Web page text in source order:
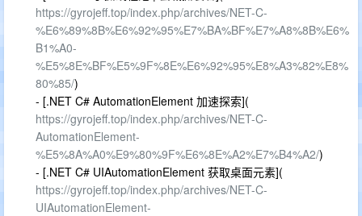
https://gyrojeff.top/index.php/archives/NET-C-
%E6%89%8B%E6%92%95%E7%BA%BF%E7%A8%8B%E6%
B1%A0-
%E5%8E%BF%E5%9F%8E%E6%92%95%E8%A3%82%E8%
80%85/)
- [.NET C# AutomationElement 加速探索](
https://gyrojeff.top/index.php/archives/NET-C-
AutomationElement-
%E5%8A%A0%E9%80%9F%E6%8E%A2%E7%B4%A2/)
- [.NET C# UIAutomationElement 获取桌面元素](
https://gyrojeff.top/index.php/archives/NET-C-
UIAutomationElement-